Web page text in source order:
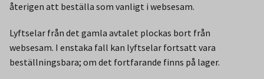
återigen att beställa som vanligt i websesam.
Lyftselar från det gamla avtalet plockas bort från
websesam. I enstaka fall kan lyftselar fortsatt vara
beställningsbara; om det fortfarande finns på lager.